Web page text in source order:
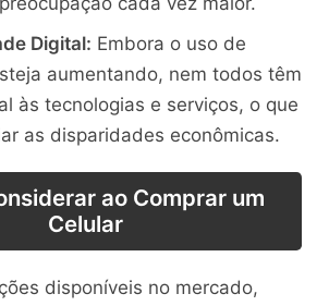
Digital: Embora o uso de
aumentando, nem todos têm
às tecnologias e serviços, o que
as disparidades econômicas.
ao Comprar um
Celular
disponíveis no mercado,